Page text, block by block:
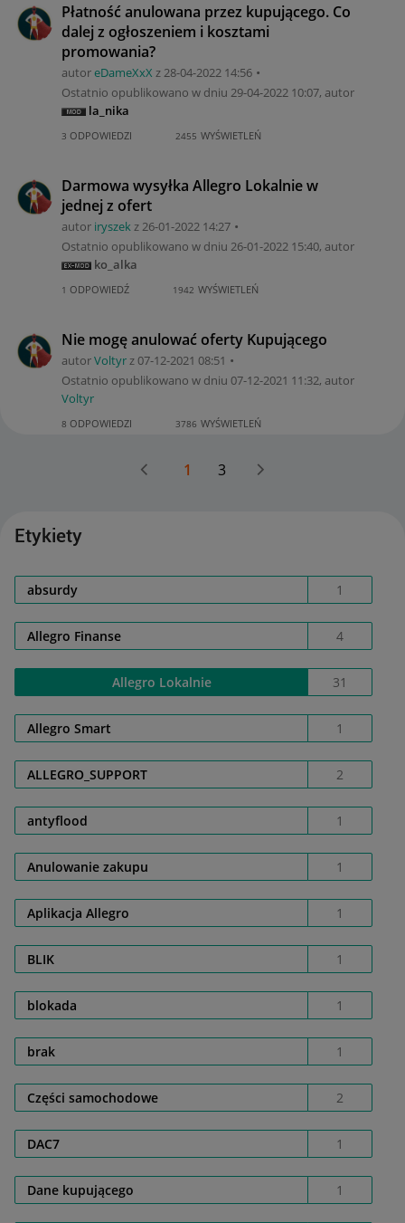
Płatność anulowana przez kupującego. Co
dalej z ogłoszeniem i kosztami
promowania?
autoreDameXxX z‎28-04-2022 14:56
Ostatnio opublikowano w dniu ‎29-04-2022 10:07, autor
la_nika
3 ODPOWIEDZI 2455 WYŚWIETLEŃ
Darmowa wysyłka Allegro Lokalnie w
jednej z ofert
autor iryszekz‎26-01-2022 14:27
Ostatnio opublikowano w dniu ‎26-01-2022 15:40, autor
ko_alka
1 ODPOWIEDŹ 1942 WYŚWIETLEŃ
Nie mogę anulować oferty Kupującego
autorVoltyrz‎07-12-2021 08:51
Ostatnio opublikowano w dniu ‎07-12-2021 11:32, autor
Voltyr
8 ODPOWIEDZI 3786 WYŚWIETLEŃ
1 3
Etykiety
absurdy 1
Allegro Finanse 4
Allegro Lokalnie 31
Allegro Smart 1
ALLEGRO_SUPPORT 2
antyflood 1
Anulowanie zakupu 1
Aplikacja Allegro 1
BLIK 1
blokada 1
brak 1
Części samochodowe 2
DAC7 1
Dane kupującego 1